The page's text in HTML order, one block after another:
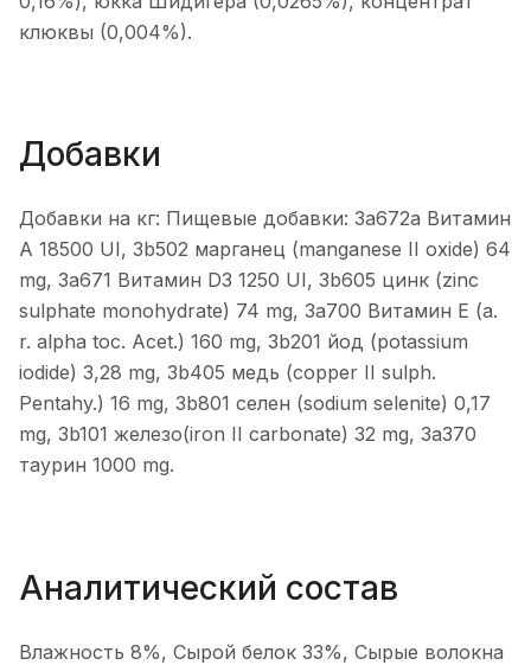
клюквы (0,004%).
Добавки
Добавки на кг: Пищевые добавки: 3a672a Витамин
A 18500 UI, 3b502 марганец (manganese II oxide) 64
mg, 3a671 Витамин D3 1250 UI, 3b605 цинк (zinc
sulphate monohydrate) 74 mg, 3a700 Витамин E (a.
r. alpha toc. Acet.) 160 mg, 3b201 йод (potassium
iodide) 3,28 mg, 3b405 медь (copper II sulph.
Pentahy.) 16 mg, 3b801 селен (sodium selenite) 0,17
mg, 3b101 железо(iron II carbonate) 32 mg, 3a370
таурин 1000 mg.
Аналитический состав
Влажность 8%, Сырой белок 33%, Сырые волокна